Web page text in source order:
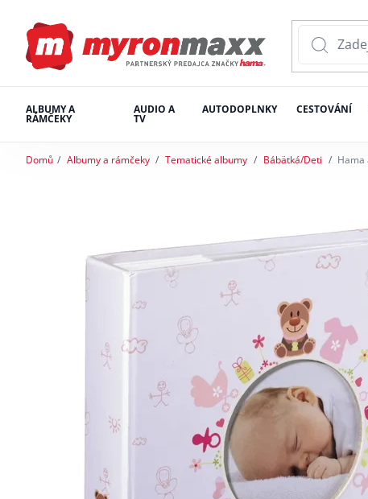
ALBUMY A
RÁMČEKY
AUDIO A
TV
AUTODOPLNKY CESTOVÁNÍ
Domů Albumy a rámčeky Tematické albumy Bábätká/Deti Hama